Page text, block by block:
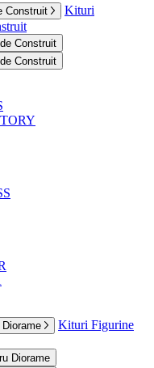
Construit
Kituri
Construit
Construit
Kituri Figurine
Diorame